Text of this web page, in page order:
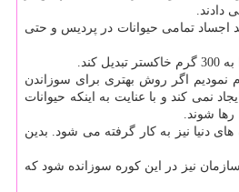
سال به بعد اجساد تمامی حیوانات در پردیس و حتی
نمودیم اگر روش بهتری برای سوزاندن
نمی كند و با عنایت به اینكه حیوانات
شوند.
دنیا نیز به كار گرفته می شود. بدین
نیز در این كوره سوزانده شود كه